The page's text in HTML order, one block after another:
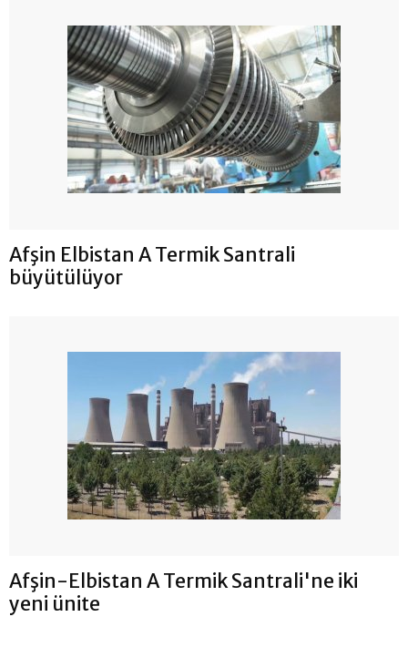
Afşin Elbistan A Termik Santrali
büyütülüyor
Afşin-Elbistan A Termik Santrali'ne iki
yeni ünite